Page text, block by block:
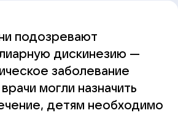
подозревают
дискинезию —
заболевание
могли назначить
детям необходимо